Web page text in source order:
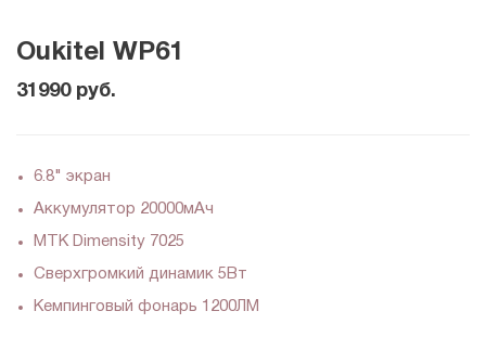
Oukitel WP61
31990руб.
6.8" экран
Аккумулятор 20000мАч
MTK Dimensity 7025
Сверхгромкий динамик 5Вт
Кемпинговый фонарь 1200ЛМ